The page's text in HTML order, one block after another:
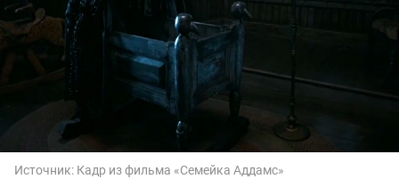
Источник: Кадр из фильма «Семейка Аддамс»